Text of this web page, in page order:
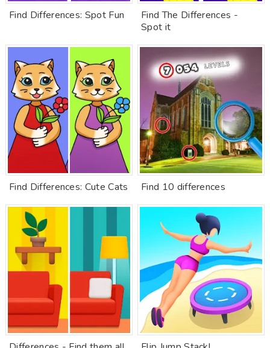
Find Differences: Spot Fun
Find The Differences -
Spot it
Find Differences: Cute Cats Find 10 differences